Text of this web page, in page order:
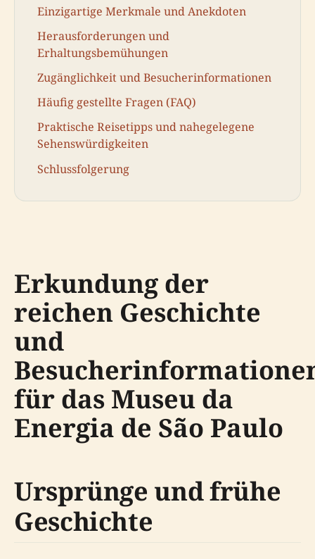
Einzigartige Merkmale und Anekdoten
Herausforderungen und
Erhaltungsbemühungen
Zugänglichkeit und Besucherinformationen
Häufig gestellte Fragen (FAQ)
Praktische Reisetipps und nahegelegene
Sehenswürdigkeiten
Schlussfolgerung
Erkundung der
reichen Geschichte
und
für das Museu da
Energia de São Paulo
Ursprünge und frühe
Geschichte